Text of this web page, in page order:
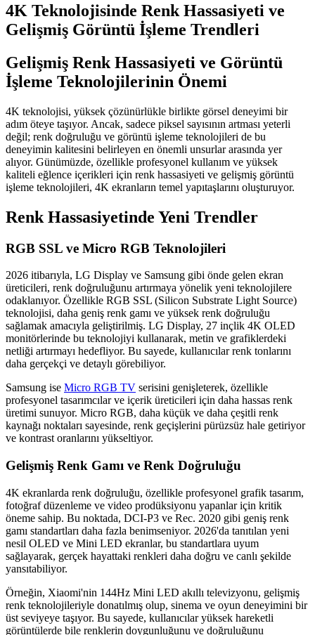
4K Teknolojisinde Renk Hassasiyeti ve
Gelişmiş Görüntü İşleme Trendleri
Gelişmiş Renk Hassasiyeti ve Görüntü
İşleme Teknolojilerinin Önemi
4K teknolojisi, yüksek çözünürlükle birlikte görsel deneyimi bir
adım öteye taşıyor. Ancak, sadece piksel sayısının artması yeterli
değil; renk doğruluğu ve görüntü işleme teknolojileri de bu
deneyimin kalitesini belirleyen en önemli unsurlar arasında yer
alıyor. Günümüzde, özellikle profesyonel kullanım ve yüksek
kaliteli eğlence içerikleri için renk hassasiyeti ve gelişmiş görüntü
işleme teknolojileri, 4K ekranların temel yapıtaşlarını oluşturuyor.
Renk Hassasiyetinde Yeni Trendler
RGB SSL ve Micro RGB Teknolojileri
2026 itibarıyla, LG Display ve Samsung gibi önde gelen ekran
üreticileri, renk doğruluğunu artırmaya yönelik yeni teknolojilere
odaklanıyor. Özellikle RGB SSL (Silicon Substrate Light Source)
teknolojisi, daha geniş renk gamı ve yüksek renk doğruluğu
sağlamak amacıyla geliştirilmiş. LG Display, 27 inçlik 4K OLED
monitörlerinde bu teknolojiyi kullanarak, metin ve grafiklerdeki
netliği artırmayı hedefliyor. Bu sayede, kullanıcılar renk tonlarını
daha gerçekçi ve detaylı görebiliyor.
Samsung ise Micro RGB TV serisini genişleterek, özellikle
profesyonel tasarımcılar ve içerik üreticileri için daha hassas renk
üretimi sunuyor. Micro RGB, daha küçük ve daha çeşitli renk
kaynağı noktaları sayesinde, renk geçişlerini pürüzsüz hale getiriyor
ve kontrast oranlarını yükseltiyor.
Gelişmiş Renk Gamı ve Renk Doğruluğu
4K ekranlarda renk doğruluğu, özellikle profesyonel grafik tasarım,
fotoğraf düzenleme ve video prodüksiyonu yapanlar için kritik
öneme sahip. Bu noktada, DCI-P3 ve Rec. 2020 gibi geniş renk
gamı standartları daha fazla benimseniyor. 2026'da tanıtılan yeni
nesil OLED ve Mini LED ekranlar, bu standartlara uyum
sağlayarak, gerçek hayattaki renkleri daha doğru ve canlı şekilde
yansıtabiliyor.
Örneğin, Xiaomi'nin 144Hz Mini LED akıllı televizyonu, gelişmiş
renk teknolojileriyle donatılmış olup, sinema ve oyun deneyimini bir
üst seviyeye taşıyor. Bu sayede, kullanıcılar yüksek hareketli
görüntülerde bile renklerin doygunluğunu ve doğruluğunu